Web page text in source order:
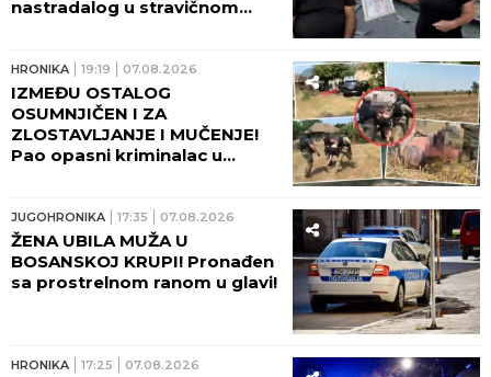
nastradalog u stravičnom
HRONIKA 19:19 07.08.2026
IZMEĐU OSTALOG
OSUMNJIČEN I ZA
ZLOSTAVLJANJE I MUČENJE!
Pao opasni kriminalac u
mogao da makne! (FOTO,
VIDEO)
JUGOHRONIKA 17:35 07.08.2026
ŽENA UBILA MUŽA U
BOSANSKOJ KRUPI! Pronađen
sa prostrelnom ranom u glavi!
HRONIKA 17:25 07.08.2026